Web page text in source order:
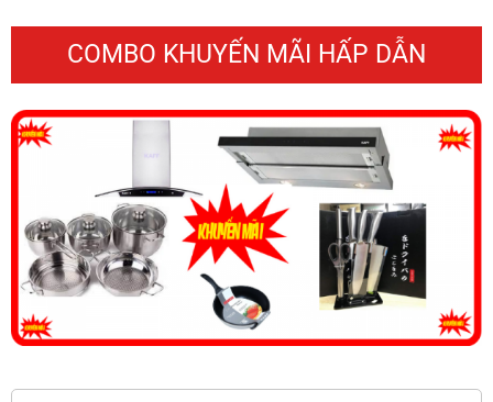
10.900.000 ₫.
COMBO KHUYẾN MÃI HẤP DẪN